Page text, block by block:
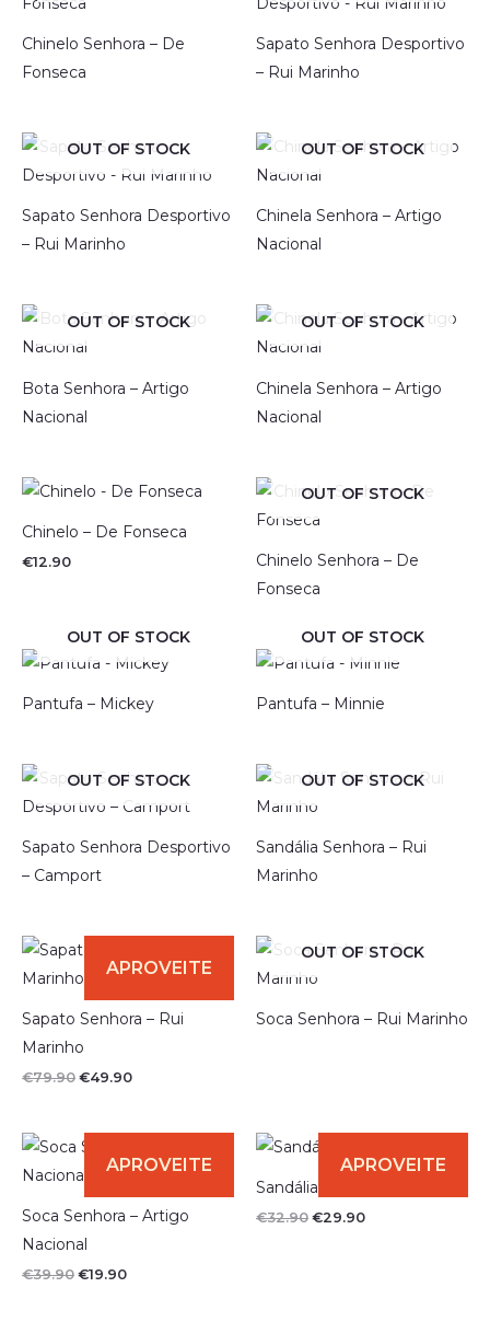
Chinelo Senhora – De
Fonseca
Sapato Senhora Desportivo
– Rui Marinho
OUT OF STOCK
Sapato Senhora Desportivo
– Rui Marinho
OUT OF STOCK
Chinela Senhora – Artigo
Nacional
OUT OF STOCK
Bota Senhora – Artigo
Nacional
OUT OF STOCK
Chinela Senhora – Artigo
Nacional
Chinelo – De Fonseca
€12.90
OUT OF STOCK
Chinelo Senhora – De
Fonseca
OUT OF STOCK
Pantufa – Mickey
OUT OF STOCK
Pantufa – Minnie
OUT OF STOCK
Sapato Senhora Desportivo
– Camport
OUT OF STOCK
Sandália Senhora – Rui
Marinho
Sapato Senhora – Rui
Marinho
€79.90 O
era:
€79.90.
€49.90O
é:
OUT OF STOCK
Soca Senhora – Rui Marinho
Soca Senhora – Artigo
Nacional
€39.90 O
€19.90O
Sandália Senhora
€32.90 O
€29.90O